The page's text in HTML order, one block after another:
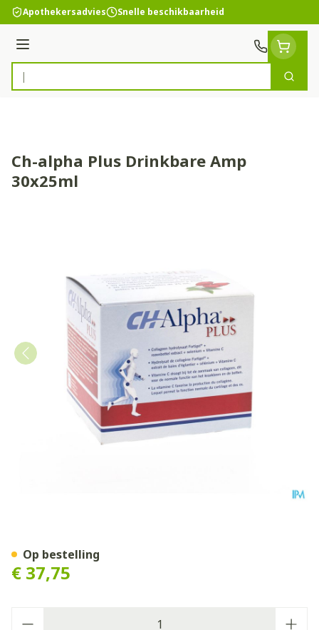
Ga naar de inhoud
Apothekersadvies Snelle beschikbaarheid
Menu
Product, merk, categorie...
Zoek
Ch-alpha Plus Drinkbare Amp
30x25ml
€ 37,75
Op bestelling